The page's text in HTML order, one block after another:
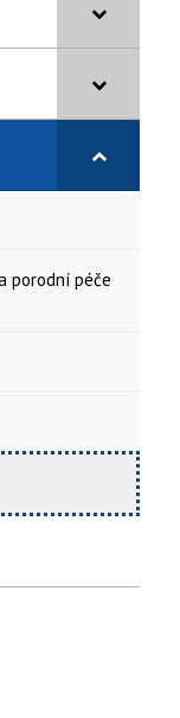
porodní péče